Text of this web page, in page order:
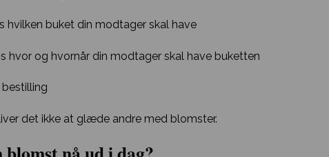
hvilken buket din modtager skal have
hvor og hvornår din modtager skal have buketten
bestilling
det ikke at glæde andre med blomster.